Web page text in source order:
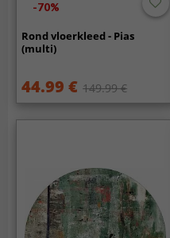
-70%
Rond vloerkleed - Pias
(multi)
44.99 € 149.99 €